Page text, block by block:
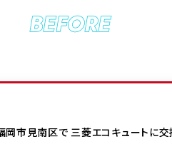
BEFORE
岡市見南区で 三菱エコキュートに交